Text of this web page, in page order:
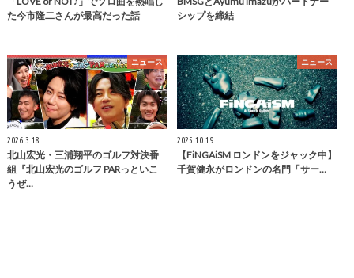
た今市隆二さんが最高だった話
シップを締結
ニュース
2026.3.18
北山宏光・三浦翔平のゴルフ対決番
組『北山宏光のゴルフ PARっといこ
うぜ…
ニュース
2025.10.19
【FiNGAiSM ロンドンをジャック中】
千賀健永がロンドンの名門「サー…